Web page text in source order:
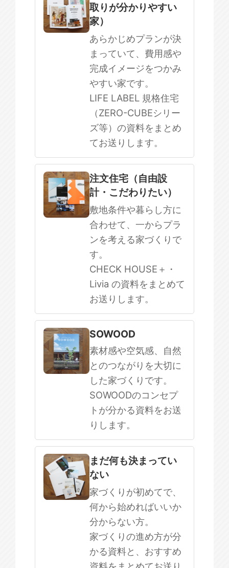
SOWOOD
まだ何も決まっていない
取りが分かりやすい
家）
あらかじめプランが決
まっていて、費用感や
完成イメージをつかみ
やすい家です。
LIFE LABEL 規格住宅
（ZERO-CUBEシリー
ズ等）の資料をまとめ
てお送りします。
注文住宅（自由設
計・こだわりたい）
敷地条件や暮らし方に
合わせて、一からプラ
ンを考える家づくりで
す。
CHECK HOUSE＋・
Livia の資料をまとめて
お送りします。
SOWOOD
素材感や空気感、自然
とのつながりを大切に
した家づくりです。
SOWOODのコンセプ
トが分かる資料をお送
りします。
まだ何も決まってい
ない
家づくりが初めてで、
何から始めればいいか
分からない方。
家づくりの進め方が分
かる資料と、おすすめ